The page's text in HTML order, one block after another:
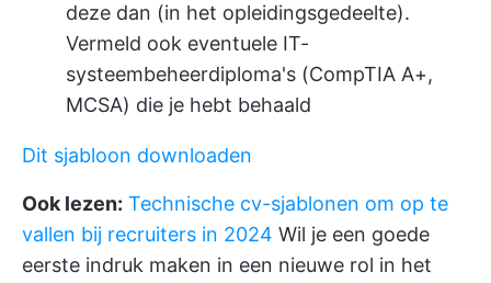
deze dan (in het opleidingsgedeelte).
Vermeld ook eventuele IT-
systeembeheerdiploma's (CompTIA A+,
MCSA) die je hebt behaald
Dit sjabloon downloaden
Ook lezen: Technische cv-sjablonen om op te
vallen bij recruiters in 2024 Wil je een goede
eerste indruk maken in een nieuwe rol in het